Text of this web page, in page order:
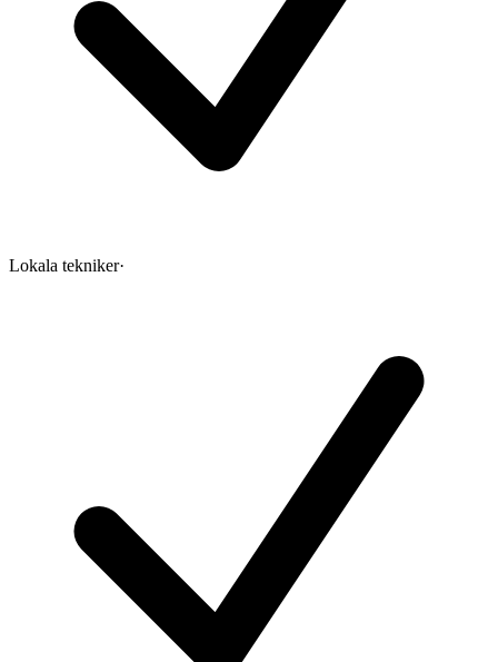
Lokala tekniker·